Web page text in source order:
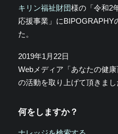
キリン福祉財団様の「令和2
応援事業」にBIPOGRAPHY
た。
2019年1月22日
Webメディア「あなたの健
の活動を取り上げて頂きま
何をしますか？